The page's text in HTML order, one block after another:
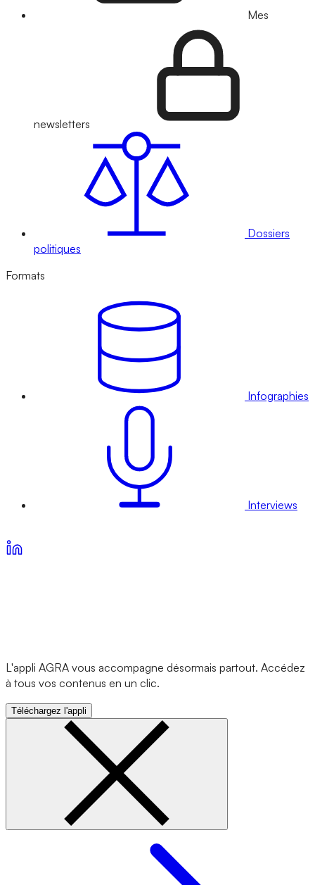
Mes
newsletters
Dossiers
politiques
Formats
Infographies
Interviews
L'appli AGRA vous accompagne désormais partout. Accédez
à tous vos contenus en un clic.
Téléchargez l'appli